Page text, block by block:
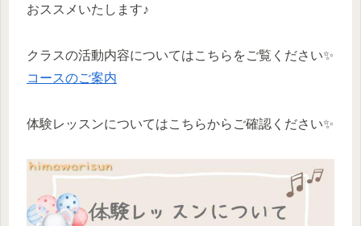
おススメいたします♪
クラスの活動内容についてはこちらをご覧ください✨
コースのご案内
体験レッスンについてはこちらからご確認ください✨